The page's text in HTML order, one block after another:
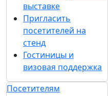
выставке
Пригласить
посетителей на
стенд
Гостиницы и
визовая поддержка
Посетителям